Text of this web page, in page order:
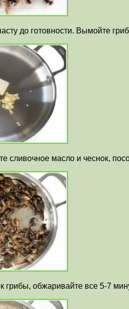
до готовности. Вымойте
сливочное масло и чеснок,
грибы, обжаривайте все 5-7